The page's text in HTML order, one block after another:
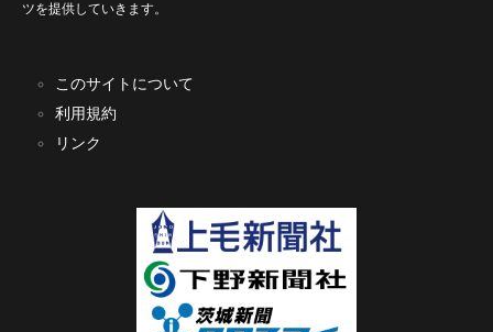
ツを提供していきます。
このサイトについて
利用規約
リンク